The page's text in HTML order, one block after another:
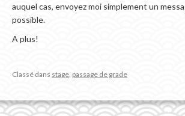
auquel cas, envoyez moi simplement un
possible.
A plus!
Classé dans stage passage de grade